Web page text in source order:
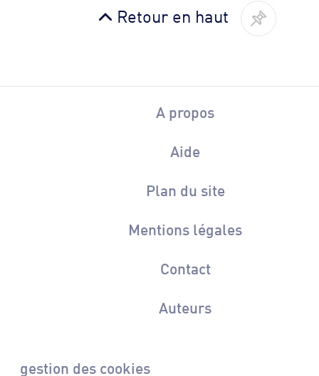
Retour en haut
A propos
Aide
Plan du site
Mentions légales
Contact
Auteurs
gestion des cookies